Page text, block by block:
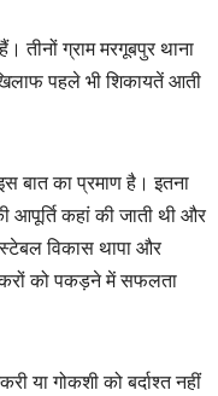
तीनों ग्राम मरगूबपुर थाना
पहले भी शिकायतें आती
बात का प्रमाण है। इतना
आपूर्ति कहां की जाती थी और
विकास थापा और
को पकड़ने में सफलता
या गोकशी को बर्दाश्त नहीं